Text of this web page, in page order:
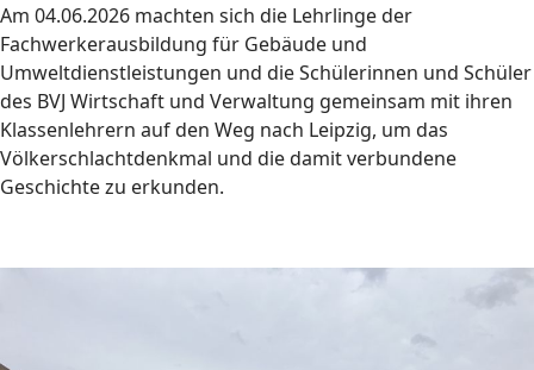
Am 04.06.2026 machten sich die Lehrlinge der
Fachwerkerausbildung für Gebäude und
Umweltdienstleistungen und die Schülerinnen und Schüler
des BVJ Wirtschaft und Verwaltung gemeinsam mit ihren
Klassenlehrern auf den Weg nach Leipzig, um das
Völkerschlachtdenkmal und die damit verbundene
Geschichte zu erkunden.